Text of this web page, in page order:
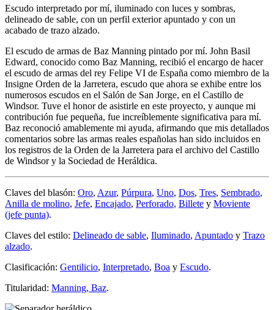
Escudo interpretado por mí, iluminado con luces y sombras,
delineado de sable, con un perfil exterior apuntado y con un
acabado de trazo alzado.
El escudo de armas de Baz Manning pintado por mí. John Basil
Edward, conocido como Baz Manning, recibió el encargo de hacer
el escudo de armas del rey Felipe VI de España como miembro de la
Insigne Orden de la Jarretera, escudo que ahora se exhibe entre los
numerosos escudos en el Salón de San Jorge, en el Castillo de
Windsor. Tuve el honor de asistirle en este proyecto, y aunque mi
contribución fue pequeña, fue increíblemente significativa para mí.
Baz reconoció amablemente mi ayuda, afirmando que mis detallados
comentarios sobre las armas reales españolas han sido incluidos en
los registros de la Orden de la Jarretera para el archivo del Castillo
de Windsor y la Sociedad de Heráldica.
Claves del blasón: Oro, Azur, Púrpura, Uno, Dos, Tres, Sembrado,
Anilla de molino, Jefe, Encajado, Perforado, Billete y Moviente
(jefe punta).
Claves del estilo: Delineado de sable, Iluminado, Apuntado y Trazo
alzado.
Clasificación: Gentilicio, Interpretado, Boa y Escudo.
Titularidad: Manning, Baz.